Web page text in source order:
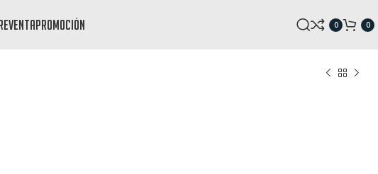
promoción 0 0